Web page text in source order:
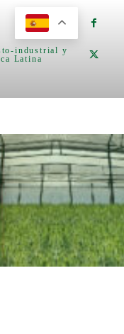
industrial y
Latina